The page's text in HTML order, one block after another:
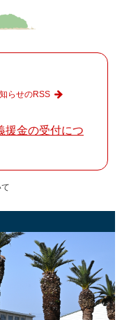
援金の受付につ
らせのRSS